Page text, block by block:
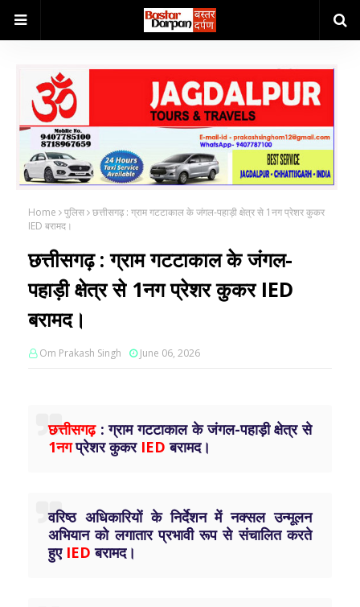
Home पुलिस छत्तीसगढ़ : ग्राम गटटाकाल के जंगल-पहाड़ी क्षेत्र से 1नग प्रेशर कुकर
IED बरामद।
छत्तीसगढ़ : ग्राम गटटाकाल के जंगल-
पहाड़ी क्षेत्र से 1नग प्रेशर कुकर IED
बरामद।
Om Prakash Singh June 06, 2026
छत्तीसगढ़ : ग्राम गटटाकाल के जंगल-पहाड़ी क्षेत्र से
1नगप्रेशर कुकर IED बरामद।
वरिष्ठ अधिकारियों के निर्देशन में नक्सल उन्मूलन
अभियान को लगातार प्रभावी रूप से संचालित करते
हुए IED बरामद।